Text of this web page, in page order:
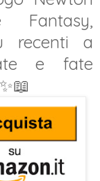
Fantasy,
recenti a
e fate